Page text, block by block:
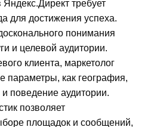
Яндекс.Директ требует
для достижения успеха.
понимания
и целевой аудитории.
клиента, маркетолог
параметры, как география,
поведение аудитории.
позволяет
площадок и сообщений,